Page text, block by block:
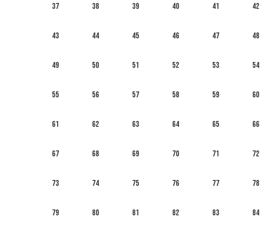
37 38 39 40 41 42
43 44 45 46 47 48
49 50 51 52 53 54
55 56 57 58 59 60
61 62 63 64 65 66
67 68 69 70 71 72
73 74 75 76 77 78
79 80 81 82 83 84